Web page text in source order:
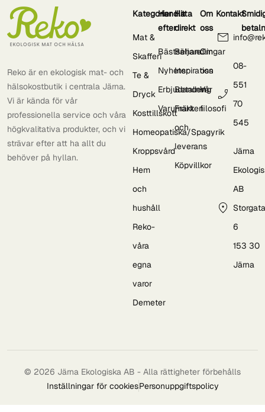
Reko är en ekologisk mat- och
hälsokostbutik i centrala Järna.
Vi är kända för vår
professionella service och våra
högkvalitativa produkter, och vi
strävar efter att ha allt du
behöver på hyllan.
Kategorier
Mat &
Skafferi
Te &
Dryck
Kosttillskott
Homeopatiska/Spagyrik
Kroppsvård
Hem
och
hushåll
Reko-
våra
egna
varor
Demeter
Handla
efter
Bästsäljare
Nyheter
Erbjudanden
Varumärken
Hitta
direkt
Behandlingar
Inspiration
Betalning
Frakt
och
leverans
Köpvillkor
Om
oss
Om
oss
Vår
filosofi
Kontakt
08-
551
70
545
Järna
AB
6
153 30
Järna
© 2026 Järna Ekologiska AB - Alla rättigheter förbehålls
Inställningar för cookiesPersonuppgiftspolicy